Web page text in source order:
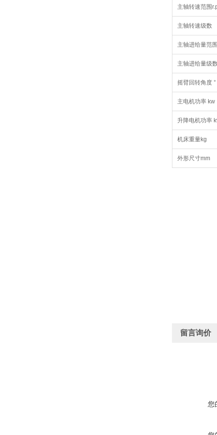
主轴转速范围
主轴转速级数
主轴进给量范
主轴进给量级
摇臂回转角度 °
主电机功率 kw
升降电机功率
机床重量kg
外形尺寸mm
留言询价
您